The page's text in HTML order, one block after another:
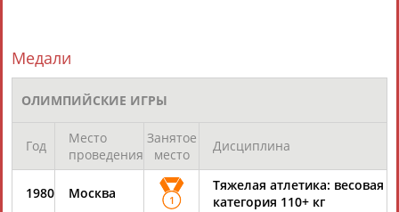
24 персон из 13181
ТАБЛО АКТИВНОСТИ
ЦЕЛИ ПРОЕКТА КОНТАКТЫ НАШИ КНОПКИ
Медали
ОЛИМПИЙСКИЕ ИГРЫ
Год
Место
проведения
Занятое
место
Дисциплина
1980 Москва 1
Тяжелая атлетика: весовая
категория 110+ кг